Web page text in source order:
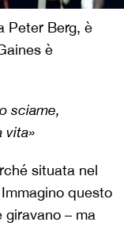
Peter Berg, è
è
sciame,
vita»
situata nel
questo
– ma